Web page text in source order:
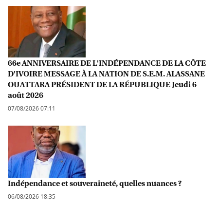
66e ANNIVERSAIRE DE L'INDÉPENDANCE DE LA CÔTE
D'IVOIRE MESSAGE À LA NATION DE S.E.M. ALASSANE
OUATTARA PRÉSIDENT DE LA RÉPUBLIQUE Jeudi 6
août 2026
07/08/2026 07:11
Indépendance et souveraineté, quelles nuances ?
06/08/2026 18:35